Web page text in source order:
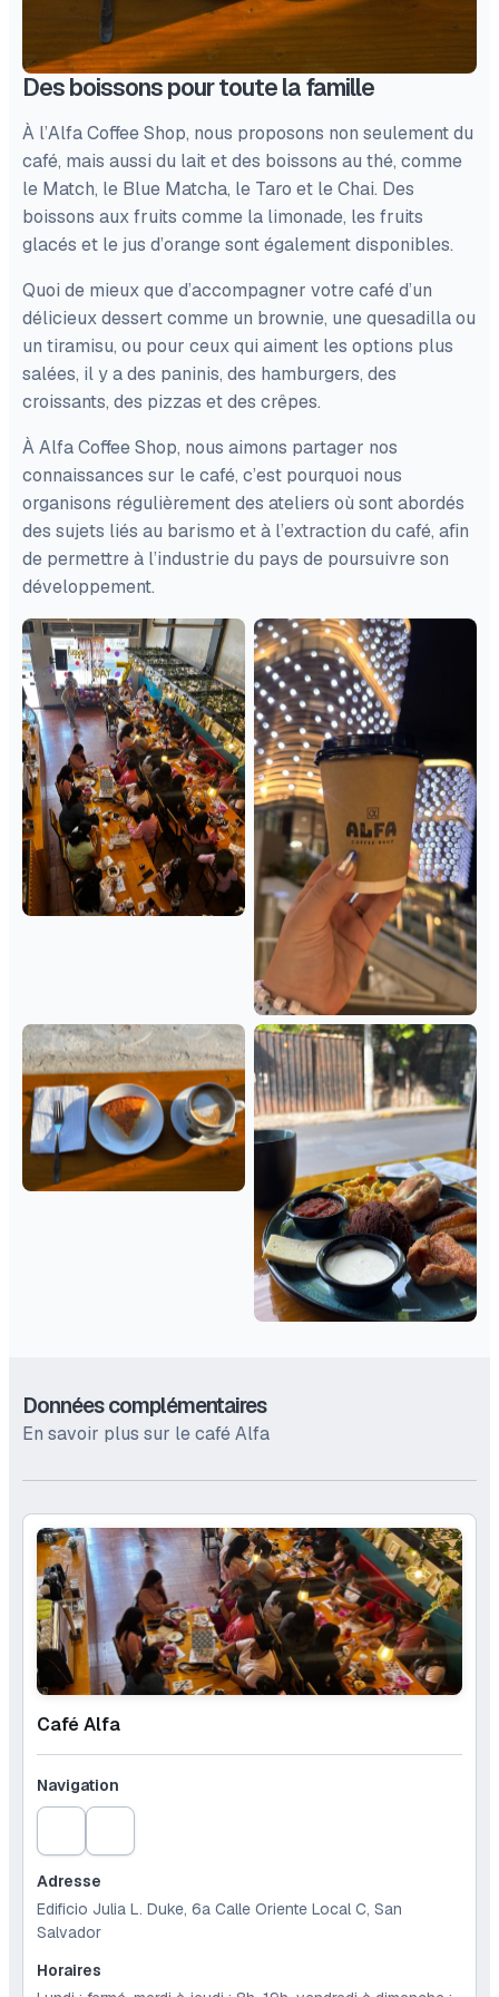
Des boissons pour toute la famille
À l’Alfa Coffee Shop, nous proposons non seulement du
café, mais aussi du lait et des boissons au thé, comme
le Match, le Blue Matcha, le Taro et le Chai. Des
boissons aux fruits comme la limonade, les fruits
glacés et le jus d’orange sont également disponibles.
Quoi de mieux que d’accompagner votre café d’un
délicieux dessert comme un brownie, une quesadilla ou
un tiramisu, ou pour ceux qui aiment les options plus
salées, il y a des paninis, des hamburgers, des
croissants, des pizzas et des crêpes.
À Alfa Coffee Shop, nous aimons partager nos
connaissances sur le café, c’est pourquoi nous
organisons régulièrement des ateliers où sont abordés
des sujets liés au barismo et à l’extraction du café, afin
de permettre à l’industrie du pays de poursuivre son
développement.
Données complémentaires
En savoir plus sur le café Alfa
Café Alfa
Navigation
Adresse
Edificio Julia L. Duke, 6a Calle Oriente Local C, San
Salvador
Horaires